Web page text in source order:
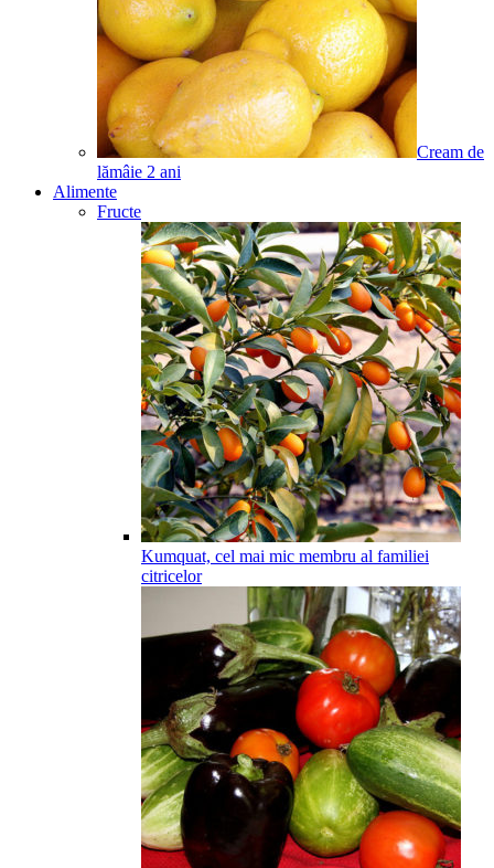
Cream de
lămâie 2 ani
Alimente
Fructe
Kumquat, cel mai mic membru al familiei
citricelor